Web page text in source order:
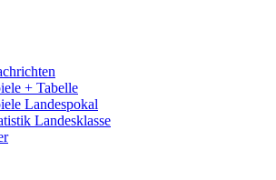
+ Tabelle
Landespokal
Landesklasse